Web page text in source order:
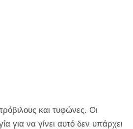
και τυφώνες. Οι
για να γίνει αυτό δεν υπάρχει